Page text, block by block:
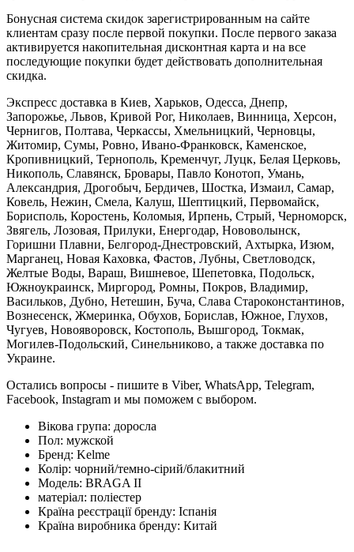
Бонусная система скидок зарегистрированным на сайте
клиентам сразу после первой покупки. После первого заказа
активируется накопительная дисконтная карта и на все
последующие покупки будет действовать дополнительная
скидка.
Экспресс доставка в Киев, Харьков, Одесса, Днепр,
Запорожье, Львов, Кривой Рог, Николаев, Винница, Херсон,
Чернигов, Полтава, Черкассы, Хмельницкий, Черновцы,
Житомир, Сумы, Ровно, Ивано-Франковск, Каменское,
Кропивницкий, Тернополь, Кременчуг, Луцк, Белая Церковь,
Никополь, Славянск, Бровары, Павло Конотоп, Умань,
Александрия, Дрогобыч, Бердичев, Шостка, Измаил, Самар,
Ковель, Нежин, Смела, Калуш, Шептицкий, Первомайск,
Борисполь, Коростень, Коломыя, Ирпень, Стрый, Черноморск,
Звягель, Лозовая, Прилуки, Енергодар, Нововолынск,
Горишни Плавни, Белгород-Днестровский, Ахтырка, Изюм,
Марганец, Новая Каховка, Фастов, Лубны, Светловодск,
Желтые Воды, Вараш, Вишневое, Шепетовка, Подольск,
Южноукраинск, Миргород, Ромны, Покров, Владимир,
Васильков, Дубно, Нетешин, Буча, Слава Староконстантинов,
Вознесенск, Жмеринка, Обухов, Борислав, Южное, Глухов,
Чугуев, Новояворовск, Костополь, Вышгород, Токмак,
Могилев-Подольский, Синельниково, а также доставка по
Украине.
Остались вопросы - пишите в Viber, WhatsApp, Telegram,
Facebook, Instagram и мы поможем с выбором.
Вікова група: доросла
Пол: мужской
Бренд: Kelme
Колір: чорний/темно-сірий/блакитний
Модель: BRAGA II
матеріал: поліестер
Країна реєстрації бренду: Іспанія
Країна виробника бренду: Китай